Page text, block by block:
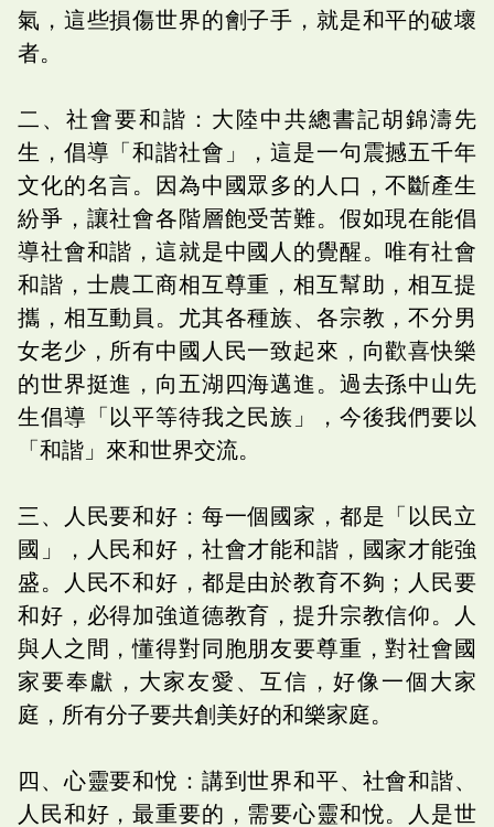
氣，這些損傷世界的劊子手，就是和平的破壞
者。
二、社會要和諧：大陸中共總書記胡錦濤先
生，倡導「和諧社會」，這是一句震撼五千年
文化的名言。因為中國眾多的人口，不斷產生
紛爭，讓社會各階層飽受苦難。假如現在能倡
導社會和諧，這就是中國人的覺醒。唯有社會
和諧，士農工商相互尊重，相互幫助，相互提
攜，相互動員。尤其各種族、各宗教，不分男
女老少，所有中國人民一致起來，向歡喜快樂
的世界挺進，向五湖四海邁進。過去孫中山先
生倡導「以平等待我之民族」，今後我們要以
「和諧」來和世界交流。
三、人民要和好：每一個國家，都是「以民立
國」，人民和好，社會才能和諧，國家才能強
盛。人民不和好，都是由於教育不夠；人民要
和好，必得加強道德教育，提升宗教信仰。人
與人之間，懂得對同胞朋友要尊重，對社會國
家要奉獻，大家友愛、互信，好像一個大家
庭，所有分子要共創美好的和樂家庭。
四、心靈要和悅：講到世界和平、社會和諧、
人民和好，最重要的，需要心靈和悅。人是世